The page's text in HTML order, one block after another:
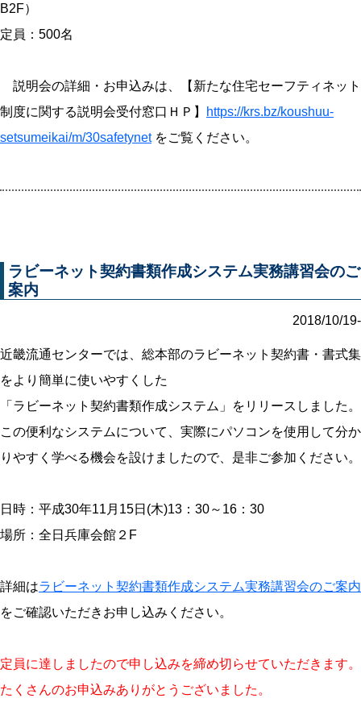
B2F）
定員：500名
説明会の詳細・お申込みは、【新たな住宅セーフティネット
制度に関する説明会受付窓口ＨＰ】
https://krs.bz/koushuu-
setsumeikai/m/30safetynetをご覧ください。
ラビーネット契約書類作成システム実務講習会のご
案内
2018/10/19-
近畿流通センターでは、総本部のラビーネット契約書・書式集
をより簡単に使いやすくした
「ラビーネット契約書類作成システム」をリリースしました。
この便利なシステムについて、実際にパソコンを使用して分か
りやすく学べる機会を設けましたので、是非ご参加ください。
日時：平成30年11月15日(木)13：30～16：30
場所：全日兵庫会館２F
詳細はラビーネット契約書類作成システム実務講習会のご案内
をご確認いただきお申し込みください。
定員に達しましたので申し込みを締め切らせていただきます。
たくさんのお申込みありがとうございました。